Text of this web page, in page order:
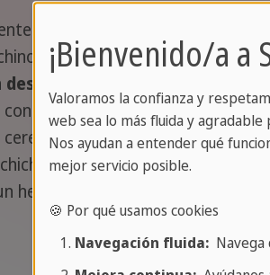
el día con un
o una buena
desayuno
con opciones
huevos,
y zumos,
hermoso
fresco,
italianas,
frescas y
Todas las
¡Bienvenido/a a
Valoramos la confianza y
web sea lo más fluida y
Nos ayudan a entender qué
mejor servicio posible.
🍪 Por qué usamos cookies
Navegación fluida:Navega